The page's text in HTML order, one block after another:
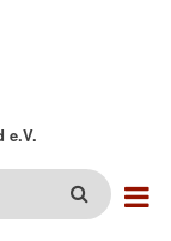
e.V.